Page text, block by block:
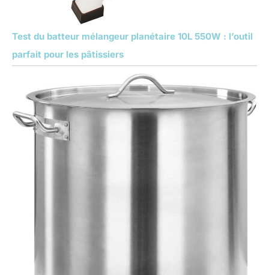
Test du batteur mélangeur planétaire 10L 550W : l’outil
parfait pour les pâtissiers